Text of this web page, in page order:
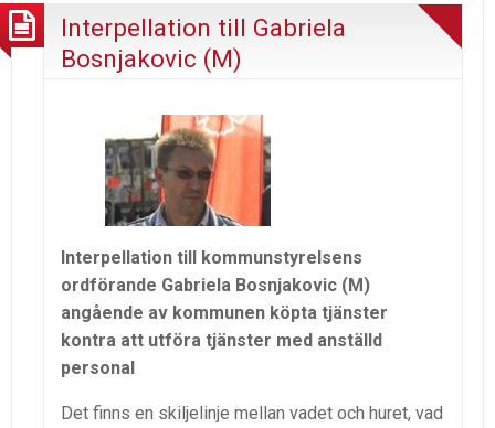
Interpellation till Gabriela
Bosnjakovic (M)
Interpellation till kommunstyrelsens
ordförande Gabriela Bosnjakovic (M)
angående av kommunen köpta tjänster
kontra att utföra tjänster med anställd
personal
Det finns en skiljelinje mellan vadet och huret, vad